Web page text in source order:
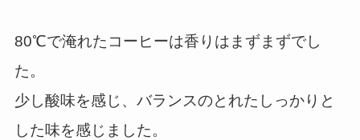
80℃で淹れたコーヒーは香りはまずまずでし
た。
少し酸味を感じ、バランスのとれたしっかりと
した味を感じました。